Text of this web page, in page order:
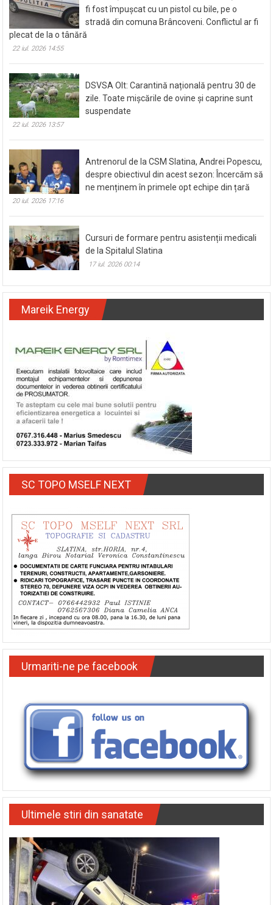
fi fost împușcat cu un pistol cu bile, pe o
stradă din comuna Brâncoveni. Conflictul ar fi
plecat de la o tânără
22 iul. 2026 14:55
DSVSA Olt: Carantină națională pentru 30 de
zile. Toate mișcările de ovine și caprine sunt
suspendate
22 iul. 2026 13:57
Antrenorul de la CSM Slatina, Andrei Popescu,
despre obiectivul din acest sezon: Încercăm să
ne menținem în primele opt echipe din țară
20 iul. 2026 17:16
Cursuri de formare pentru asistenții medicali
de la Spitalul Slatina
17 iul. 2026 00:14
Mareik Energy
SC TOPO MSELF NEXT
Urmariti-ne pe facebook
Ultimele stiri din sanatate